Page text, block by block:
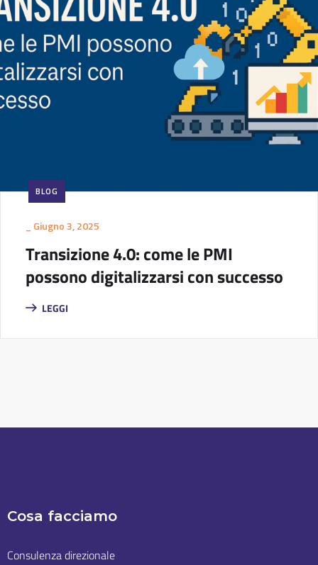
BLOG
Giugno 3, 2025
Transizione 4.0: come le PMI
possono digitalizzarsi con successo
LEGGI
Cosa facciamo
Consulenza direzionale